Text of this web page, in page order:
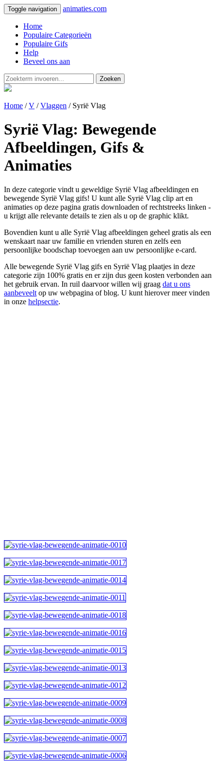
Toggle navigation animaties.com
Home
Populaire Categorieën
Populaire Gifs
Help
Beveel ons aan
Zoeken
Home /V /Vlaggen / Syrië Vlag
Syrië Vlag: Bewegende
Afbeeldingen, Gifs &
Animaties
In deze categorie vindt u geweldige Syrië Vlag afbeeldingen en
bewegende Syrië Vlag gifs! U kunt alle Syrië Vlag clip art en
animaties op deze pagina gratis downloaden of rechtstreeks linken -
u krijgt alle relevante details te zien als u op de graphic klikt.
Bovendien kunt u alle Syrië Vlag afbeeldingen geheel gratis als een
wenskaart naar uw familie en vrienden sturen en zelfs een
persoonlijke boodschap toevoegen aan uw persoonlijke e-card.
Alle bewegende Syrië Vlag gifs en Syrië Vlag plaatjes in deze
categorie zijn 100% gratis en er zijn dus geen kosten verbonden aan
het gebruik ervan. In ruil daarvoor willen wij graag dat u ons
aanbeveelt op uw webpagina of blog. U kunt hierover meer vinden
in onze helpsectie.